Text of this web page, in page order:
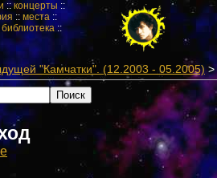
::концерты ::
:: места ::
библиотека::
"Камчатки". (12.2003 - 05.2005)>